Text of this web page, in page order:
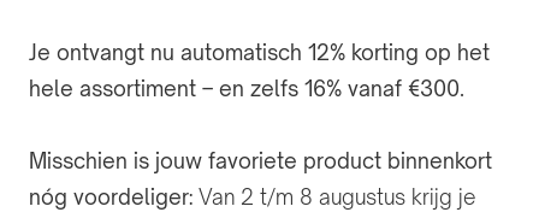
Je ontvangt nu automatisch 12% korting op het
hele assortiment – en zelfs 16% vanaf €300.
Misschien is jouw favoriete product binnenkort
nóg voordeliger: Van 2 t/m 8 augustus krijg je